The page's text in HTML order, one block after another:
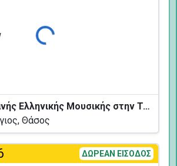
Φόρτωση...
Βραδιά Ζωντανής Ελληνικής Μουσικής στην Ταβέρνα Κελάρι
Θάσος
ΔΩΡΕΑΝ ΕΙΣΟΔΟΣ